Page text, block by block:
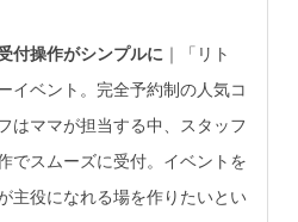
付操作がシンプルに ｜「リト
イベント。完全予約制の人気コ
はママが担当する中、スタッフ
でスムーズに受付。イベントを
主役になれる場を作りたいとい